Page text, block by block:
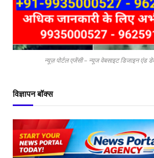
न्यूज़ पोर्टल एजेंसी – न्यूज वेबसाइट डिजाइन एंड
विज्ञापन बॉक्स